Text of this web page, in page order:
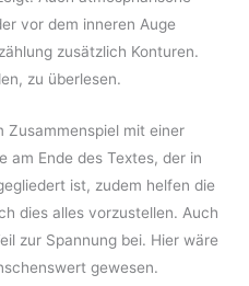
vor dem inneren Auge
zusätzlich Konturen.
zu überlesen.
Zusammenspiel mit einer
am Ende des Textes, der in
ist, zudem helfen die
dies alles vorzustellen. Auch
zur Spannung bei. Hier wäre
gewesen.